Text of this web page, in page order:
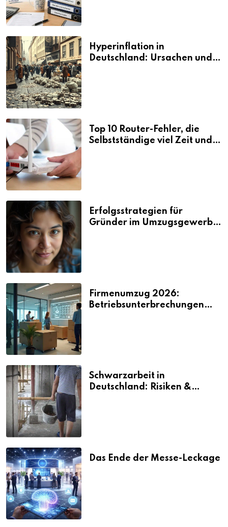
Hyperinflation in
Deutschland: Ursachen und
Top 10 Router-Fehler, die
Selbstständige viel Zeit und
Erfolgsstrategien für
Gründer im Umzugsgewerbe
Firmenumzug 2026:
Betriebsunterbrechungen
Schwarzarbeit in
Deutschland: Risiken &
Das Ende der Messe-Leckage